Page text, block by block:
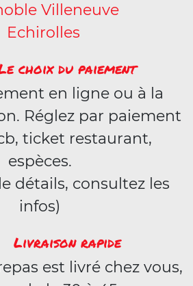
Villeneuve
Echirolles
choix du paiement
en ligne ou à la
Réglez par paiement
ticket restaurant,
espèces.
détails, consultez les
infos)
Livraison rapide
est livré chez vous,